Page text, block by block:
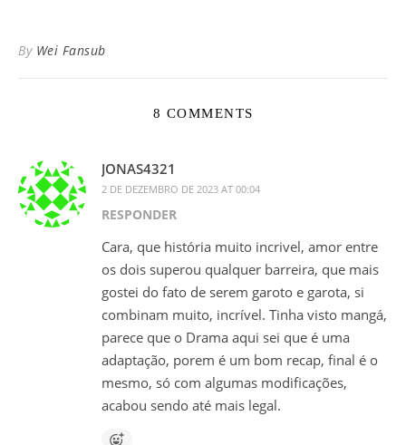
By Wei Fansub
8 COMMENTS
JONAS4321
2 DE DEZEMBRO DE 2023 AT 00:04
RESPONDER
Cara, que história muito incrivel, amor entre
os dois superou qualquer barreira, que mais
gostei do fato de serem garoto e garota, si
combinam muito, incrível. Tinha visto mangá,
parece que o Drama aqui sei que é uma
adaptação, porem é um bom recap, final é o
mesmo, só com algumas modificações,
acabou sendo até mais legal.